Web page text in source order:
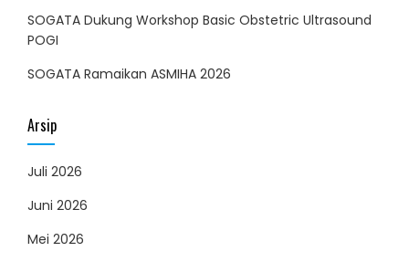
SOGATA Dukung Workshop Basic Obstetric Ultrasound
POGI
SOGATA Ramaikan ASMIHA 2026
Arsip
Juli 2026
Juni 2026
Mei 2026